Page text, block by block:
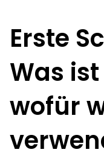
Erste
Was
wofür